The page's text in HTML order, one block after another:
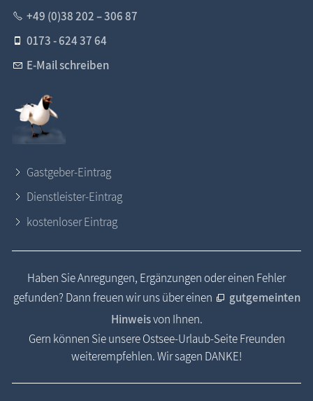
+49 (0)38 202 – 306 87
0173 - 624 37 64
E-Mail schreiben
Gastgeber-Eintrag
Dienstleister-Eintrag
kostenloser Eintrag
Haben Sie Anregungen, Ergänzungen oder einen Fehler
gefunden? Dann freuen wir uns über einen
gutgemeinten
Hinweisvon Ihnen.
Gern können Sie unsere Ostsee-Urlaub-Seite Freunden
weiterempfehlen. Wir sagen DANKE!